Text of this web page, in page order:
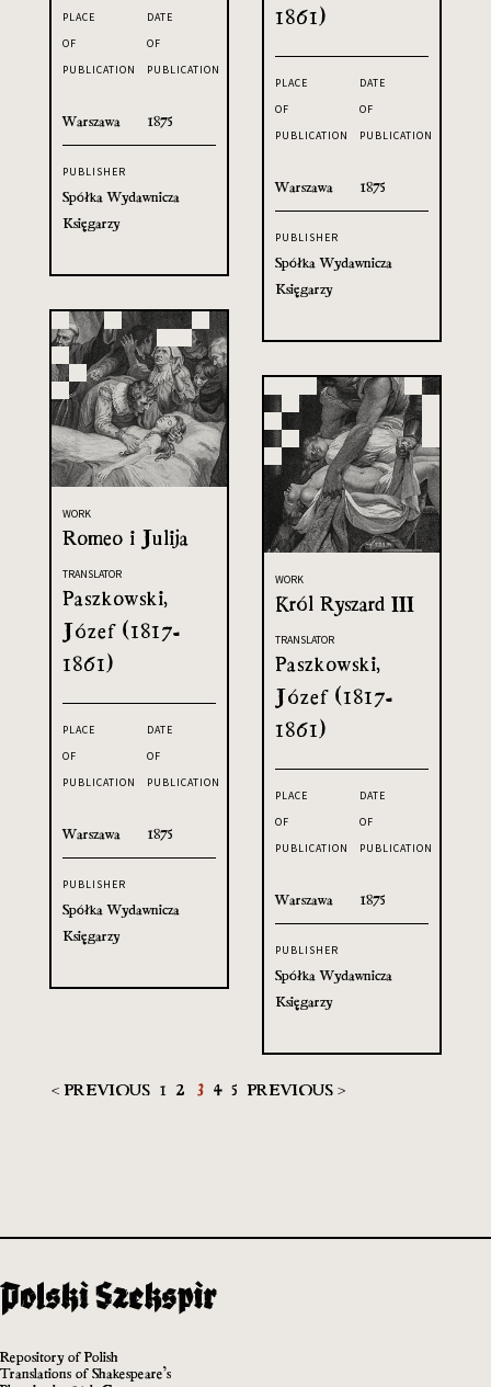
PLACE
OF
PUBLICATION
Warszawa
DATE
OF
PUBLICATION
1875
PUBLISHER
Spółka Wydawnicza
Księgarzy
1861)
PLACE
OF
PUBLICATION
Warszawa
DATE
OF
PUBLICATION
1875
PUBLISHER
Spółka Wydawnicza
Księgarzy
WORK
Romeo i Julija
TRANSLATOR
Paszkowski,
Józef (1817-
1861)
PLACE
OF
PUBLICATION
Warszawa
DATE
OF
PUBLICATION
1875
PUBLISHER
Spółka Wydawnicza
Księgarzy
WORK
Król Ryszard III
TRANSLATOR
Paszkowski,
Józef (1817-
1861)
PLACE
OF
PUBLICATION
Warszawa
DATE
OF
PUBLICATION
1875
PUBLISHER
Spółka Wydawnicza
Księgarzy
< PREVIOUS 1 2 3 4 5 PREVIOUS >
Repository of Polish
Translations of Shakespeare’s